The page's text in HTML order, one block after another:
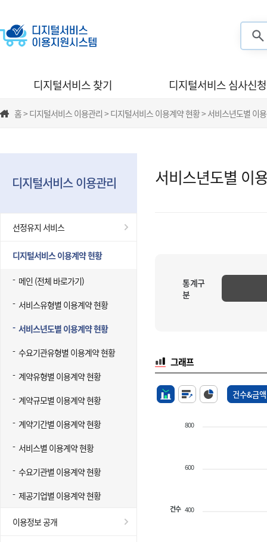
디지털서비스 찾기 디지털서비스 심사신청
홈 > 디지털서비스 이용관리 > 디지털서비스 이용계약 현황 > 서비스년도별 이
디지털서비스 이용관리
선정유지 서비스
디지털서비스 이용계약 현황
메인 (전체 바로가기)
서비스유형별 이용계약 현황
서비스년도별 이용계약 현황
수요기관유형별 이용계약 현황
계약유형별 이용계약 현황
계약규모별 이용계약 현황
계약기간별 이용계약 현황
서비스별 이용계약 현황
수요기관별 이용계약 현황
제공기업별 이용계약 현황
이용정보 공개
서비스년도별 이
통계구
분
그래프
건수&금액
800
600
400
건수